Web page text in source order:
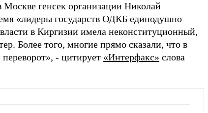
генсек организации Николай
«лидеры государств ОДКБ единодушно
в Киргизии имела неконституционный,
Более того, многие прямо сказали, что в
- цитирует «Интерфакс» слова